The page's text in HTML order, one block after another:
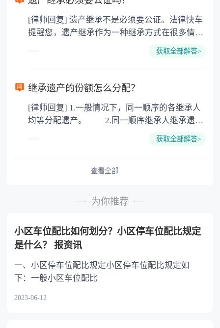
3. 印花税：按房屋评估价的0.05%缴纳 4. 土
地增值税：按房价1%缴纳 5. 房屋产权登记费：
[律师回复] 遗产继承不是必须要公证。法律快车
提醒您，遗产继承作为一种继承方式在很多情况
下都是不需要公证的，当然，如果需要公正的也
以防对财产继承发生纠纷，可以对遗产继承进行
公证。
获取全部解答>
继承遗产的份额怎么分配？
[律师回复] 1.一般情况下，同一顺序的各继承人
均等分配遗产。 2.同一顺序继承人继承遗产
或者与被继承人共同生活的继承人，分配遗产
的继承人，不尽扶养义务的，分配遗产时，应当
获取全部解答>
查看全部
为你推荐
小区车位配比如何划分？小区停车位配比规定
是什么？ 报资讯
一、小区停车位配比规定小区停车位配比规定如
下：一般小区车位配比
2023-06-12